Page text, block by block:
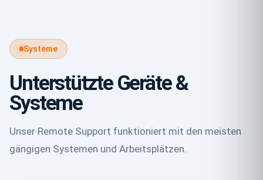
Systeme
Unterstützte Geräte &
Systeme
Unser Remote Support funktioniert mit den meisten
gängigen Systemen und Arbeitsplätzen.